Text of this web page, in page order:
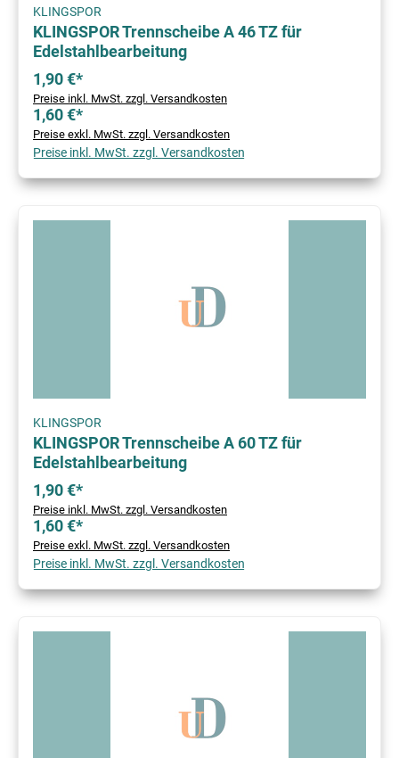
KLINGSPOR
KLINGSPOR Trennscheibe A 46 TZ für
Edelstahlbearbeitung
1,90 €*
Preise inkl. MwSt. zzgl. Versandkosten
1,60 €*
Preise exkl. MwSt. zzgl. Versandkosten
Preise inkl. MwSt. zzgl. Versandkosten
KLINGSPOR
KLINGSPOR Trennscheibe A 60 TZ für
Edelstahlbearbeitung
1,90 €*
Preise inkl. MwSt. zzgl. Versandkosten
1,60 €*
Preise exkl. MwSt. zzgl. Versandkosten
Preise inkl. MwSt. zzgl. Versandkosten